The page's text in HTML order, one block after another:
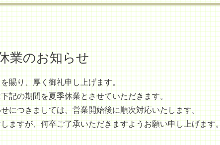
業のお知らせ
賜り、厚く御礼申し上げます。
記の期間を夏季休業とさせていただきます。
につきましては、営業開始後に順次対応いたします。
ますが、何卒ご了承いただきますようお願い申し上げます。